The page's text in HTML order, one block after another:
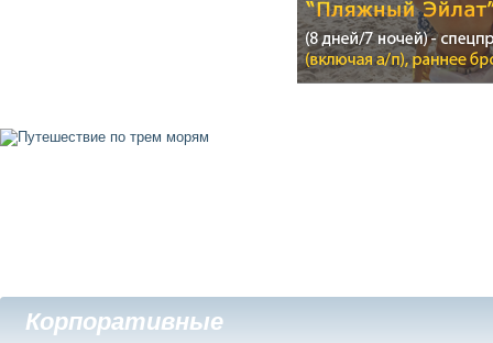
Корпоративные